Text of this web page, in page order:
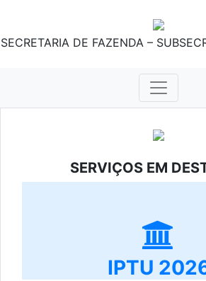
SECRETARIA DE FAZENDA –
SERVIÇOS EM
IPTU